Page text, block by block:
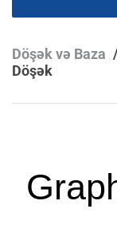
content
Döşək və Baza
Döşək